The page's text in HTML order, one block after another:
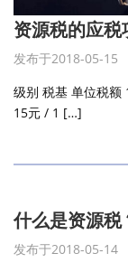
资源税的应税
发布于2018-05-15
级别 税基 单位税
15元 / 1 […]
什么是资源税
发布于2018-05-14